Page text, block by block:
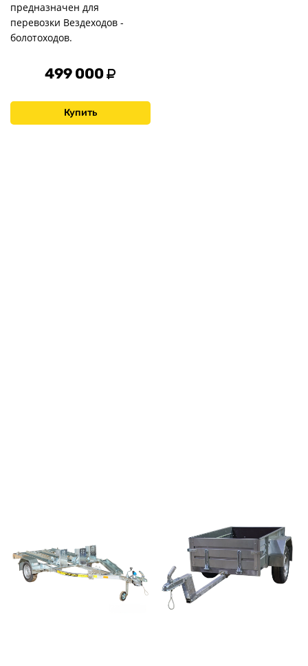
предназначен для
перевозки Вездеходов -
болотоходов.
499 000
Купить